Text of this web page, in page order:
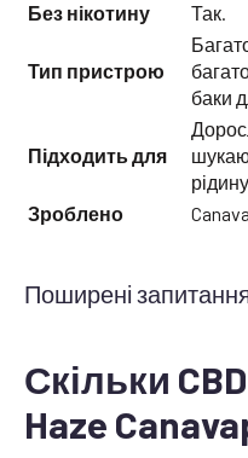
Без нікотину
Так.
Тип пристрою
баки
Підходить для
Зроблено
Поширені
Скільки
Haze